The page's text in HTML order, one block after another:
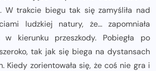
W trakcie biegu tak się zamyśliła nad
ludzkiej natury, że… zapomniała
w kierunku przeszkody. Pobiegła po
tak jak się biega na dystansach
Kiedy zorientowała się, że coś nie gra i